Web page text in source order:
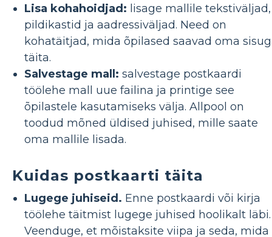
Lisa kohahoidjad: lisage mallile tekstiväljad,
pildikastid ja aadressiväljad. Need on
kohatäitjad, mida õpilased saavad oma
täita.
Salvestage mall: salvestage postkaardi
töölehe mall uue failina ja printige see
õpilastele kasutamiseks välja. Allpool on
toodud mõned üldised juhised, mille saate
oma mallile lisada.
Kuidas postkaarti täita
Lugege juhiseid. Enne postkaardi või kirja
töölehe täitmist lugege juhised hoolikalt läbi.
Veenduge, et mõistaksite viipa ja seda, mida